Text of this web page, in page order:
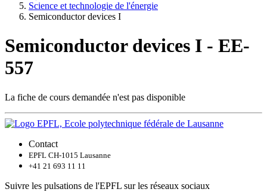
Science et technologie de l'énergie
Semiconductor devices I
Semiconductor devices I - EE-
557
La fiche de cours demandée n'est pas disponible
Contact
EPFL CH-1015 Lausanne
+41 21 693 11 11
Suivre les pulsations de l'EPFL sur les réseaux sociaux